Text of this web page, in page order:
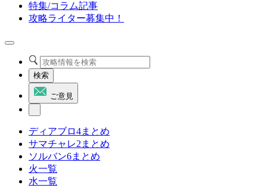
特集/コラム記事
攻略ライター募集中！
検索
ご意見
ディアブロ4まとめ
サマチャレ2まとめ
ソルバン6まとめ
火一覧
水一覧